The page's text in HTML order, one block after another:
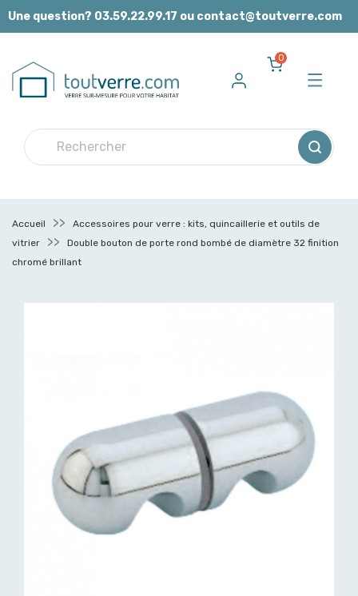
Panneau de gestion des cookies
Une question? 03.59.22.99.17 ou contact@toutverre.com
0
Accueil
Accessoires pour verre : kits, quincaillerie et outils de
vitrier
Double bouton de porte rond bombé de diamètre 32 finition
chromé brillant